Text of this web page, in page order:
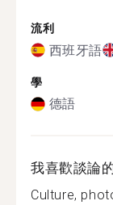
流利
西班牙語
學
德語
我喜歡談論
Culture,